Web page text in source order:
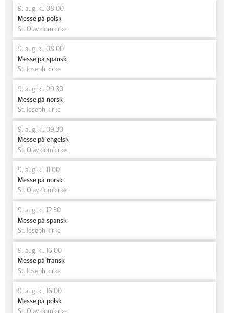
9. aug. kl. 08.00
Messe på polsk
St. Olav domkirke
9. aug. kl. 08.00
Messe på spansk
St. Joseph kirke
9. aug. kl. 09.30
Messe på norsk
St. Joseph kirke
9. aug. kl. 09.30
Messe på engelsk
St. Olav domkirke
9. aug. kl. 11.00
Messe på norsk
St. Olav domkirke
9. aug. kl. 12.30
Messe på spansk
St. Joseph kirke
9. aug. kl. 16.00
Messe på fransk
St. Joseph kirke
9. aug. kl. 16.00
Messe på polsk
St. Olav domkirke